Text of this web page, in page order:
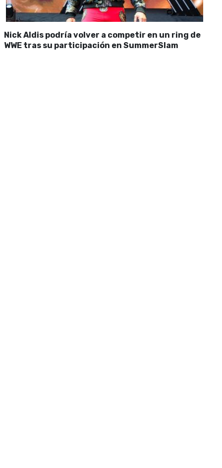
Nick Aldis podría volver a competir en un ring de
WWE tras su participación en SummerSlam